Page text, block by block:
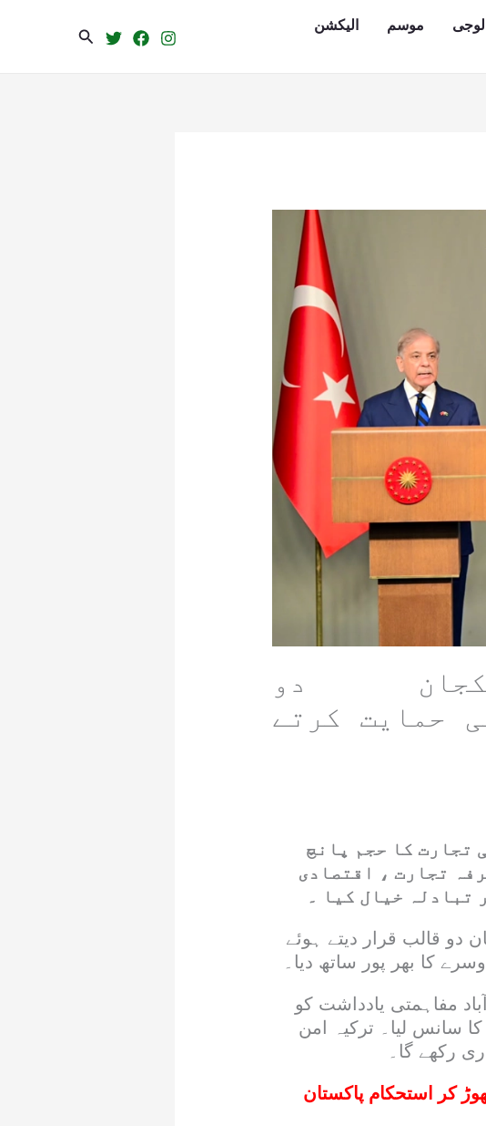
موسم
الیکشن
Search
دو
حمایت کرتے
تجارت کا حجم پانچ
تجارت ، اقتصادی
تبادلہ خیال کیا ۔
دو قالب قرار دیتے ہوئے
کا بھر پور ساتھ دیا۔
مفاہمتی یادداشت کو
سانس لیا۔ ترکیہ امن
رکھے گا۔
کر استحکام پاکستان